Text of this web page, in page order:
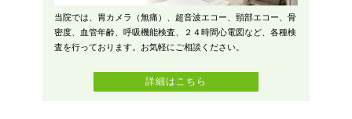
当院では、胃カメラ（無痛）、超音波エコー、頸部エコー、骨
密度、血管年齢、呼吸機能検査、２４時間心電図など、各種検
査を行っております。お気軽にご相談ください。
詳細はこちら